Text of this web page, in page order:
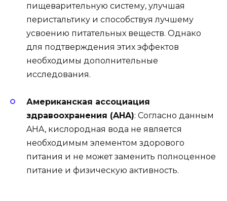
пищеварительную систему, улучшая
перистальтику и способствуя лучшему
усвоению питательных веществ. Однако
для подтверждения этих эффектов
необходимы дополнительные
исследования.
Американская ассоциация
здравоохранения (AHA): Согласно данным
AHA, кислородная вода не является
необходимым элементом здорового
питания и не может заменить полноценное
питание и физическую активность.